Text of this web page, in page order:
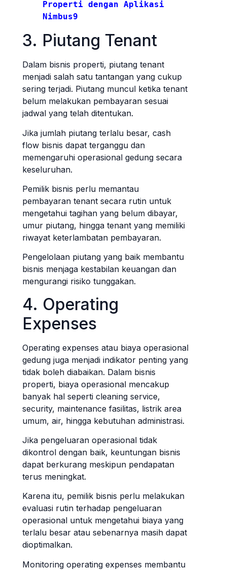
Properti dengan Aplikasi
Nimbus9
3. Piutang Tenant
Dalam bisnis properti, piutang tenant
menjadi salah satu tantangan yang cukup
sering terjadi. Piutang muncul ketika tenant
belum melakukan pembayaran sesuai
jadwal yang telah ditentukan.
Jika jumlah piutang terlalu besar, cash
flow bisnis dapat terganggu dan
memengaruhi operasional gedung secara
keseluruhan.
Pemilik bisnis perlu memantau
pembayaran tenant secara rutin untuk
mengetahui tagihan yang belum dibayar,
umur piutang, hingga tenant yang memiliki
riwayat keterlambatan pembayaran.
Pengelolaan piutang yang baik membantu
bisnis menjaga kestabilan keuangan dan
mengurangi risiko tunggakan.
4. Operating
Expenses
Operating expenses atau biaya operasional
gedung juga menjadi indikator penting yang
tidak boleh diabaikan. Dalam bisnis
properti, biaya operasional mencakup
banyak hal seperti cleaning service,
security, maintenance fasilitas, listrik area
umum, air, hingga kebutuhan administrasi.
Jika pengeluaran operasional tidak
dikontrol dengan baik, keuntungan bisnis
dapat berkurang meskipun pendapatan
terus meningkat.
Karena itu, pemilik bisnis perlu melakukan
evaluasi rutin terhadap pengeluaran
operasional untuk mengetahui biaya yang
terlalu besar atau sebenarnya masih dapat
dioptimalkan.
Monitoring operating expenses membantu